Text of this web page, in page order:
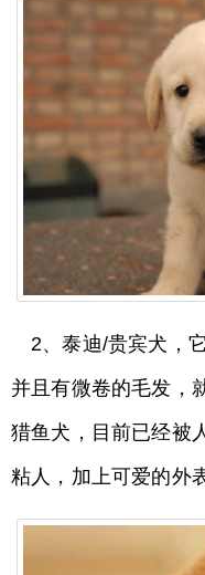
2、泰迪/贵宾犬，
并且有微卷的毛发，
猎鱼犬，目前已经被
粘人，加上可爱的外